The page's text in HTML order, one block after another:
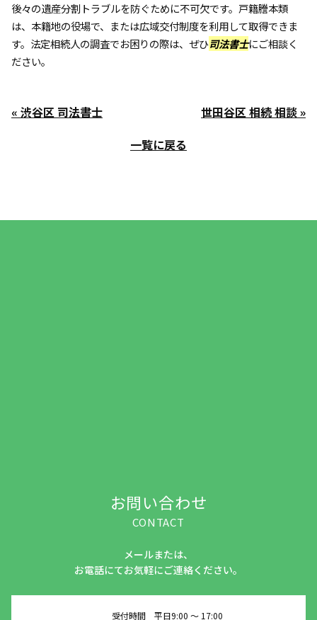
後々の遺産分割トラブルを防ぐために不可欠です。戸籍謄本類
は、本籍地の役場で、または広域交付制度を利用して取得できま
す。法定相続人の調査でお困りの際は、ぜひ司法書士にご相談く
ださい。
« 渋谷区 司法書士
世田谷区 相続 相談 »
一覧に戻る
お問い合わせ
CONTACT
メールまたは、
お電話にてお気軽にご連絡ください。
受付時間 平日9:00 ～ 17:00